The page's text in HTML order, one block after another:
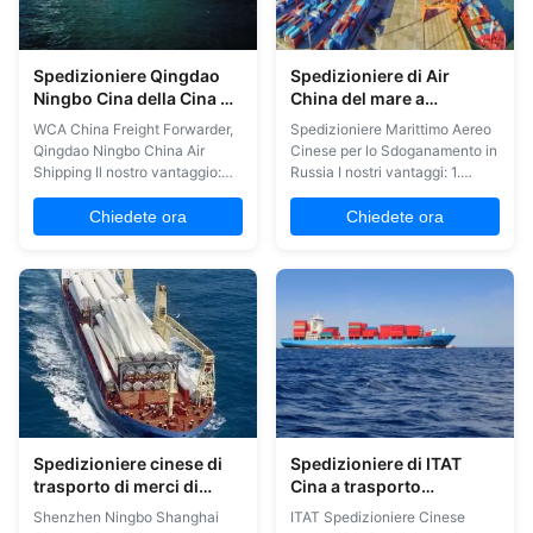
Spedizioniere Qingdao
Ningbo Cina della Cina di
trasporto di merci di WCA
Cina
WCA China Freight Forwarder,
Qingdao Ningbo China Air
Shipping Il nostro vantaggio:
marittimo e aereo competitivi
dalla Cina al mondo. 2-
una tariffa locale competitiva in
base alle condizioni FOB per
evitare reclami da parte loro. ...
Chiedete ora
Spedizioniere di Air
China del mare a
sdoganamento della
Russia
Spedizioniere Marittimo Aereo
Cinese per lo Sdoganamento in
Russia I nostri vantaggi: 1.
trasporto marittimo e aereo
dalla Cina a tutto il mondo. 2.
base ai termini FOB per evitare
reclami da parte ...
Chiedete ora
Spedizioniere cinese di
trasporto di merci di
Shenzhen Ningbo
Shenzhen Ningbo Shanghai
Spedizioniere di ITAT
Cina a trasporto
dell'aereo da trasporto
ITAT Spedizioniere Cinese